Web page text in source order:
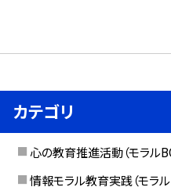
カテゴリ
心の教育推進活動（モラル
情報モラル教育実践（モラ